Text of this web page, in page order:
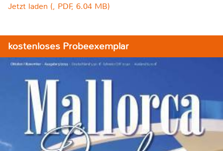
Jetzt laden (, PDF, 6.04 MB)
kostenloses Probeexemplar